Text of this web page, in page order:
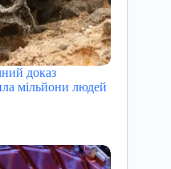
доказ
мільйони людей